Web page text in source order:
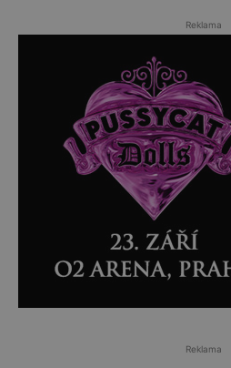
Reklama
Reklama